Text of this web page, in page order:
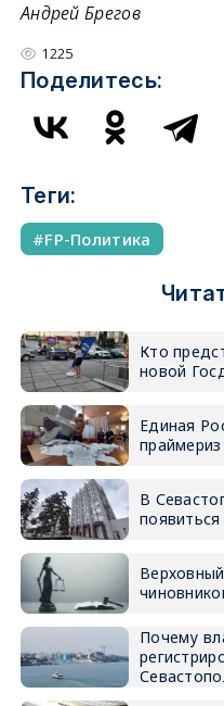
Андрей Брегов
1225
Поделитесь:
Теги:
FP-Политика
Кто
новой
Единая
В
Почему